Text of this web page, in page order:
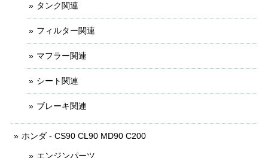
タンク関連
フィルター関連
マフラー関連
シート関連
ブレーキ関連
ホンダ - CS90 CL90 MD90 C200
エンジンパーツ